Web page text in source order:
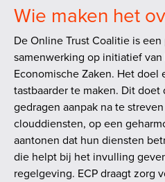
Wie maken het
De Online Trust Coalitie is
samenwerking op initiatief
Economische Zaken. Het doel
tastbaarder te maken. Dit
gedragen aanpak na te
clouddiensten, op een
aantonen dat hun diensten
die helpt bij het invulling
regelgeving. ECP draagt zorg